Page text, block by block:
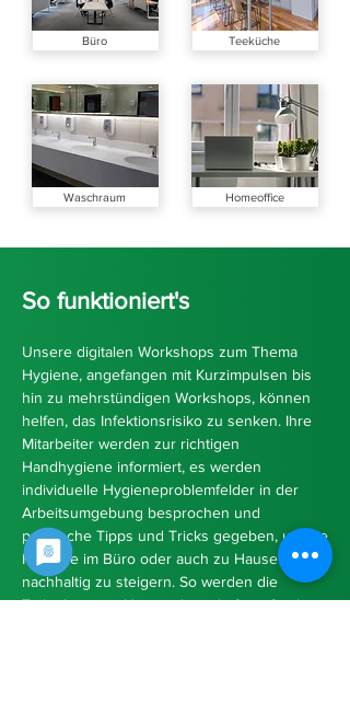
Büro
Waschraum
Teeküche
Homeoffice
So funktioniert's
Unsere digitalen Workshops zum Thema
Hygiene, angefangen mit Kurzimpulsen bis
hin zu mehrstündigen Workshops, können
helfen, das Infektionsrisiko zu senken. Ihre
Mitarbeiter werden zur richtigen
Handhygiene informiert, es werden
individuelle Hygieneproblemfelder in der
Arbeitsumgebung besprochen und
praktische Tipps und Tricks gegeben, um die
Hygiene im Büro oder auch zu Hause
nachhaltig zu steigern. So werden die
Teilnehmer zu Hygienebotschaftern für ihre